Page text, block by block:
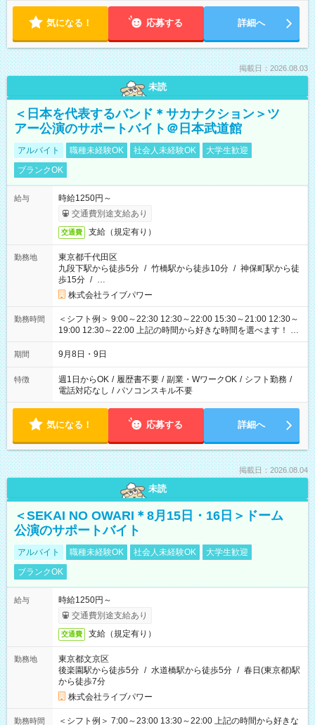
気になる！ 応募する 詳細へ
掲載日：2026.08.03
未読
＜日本を代表するバンド＊サカナクション＞ツ
アー公演のサポートバイト＠日本武道館
アルバイト 職種未経験OK 社会人未経験OK
大学生歓迎
ブランクOK
給与
時給1250円～
交通費別途支給あり
交通費 支給（規定有り）
勤務地
東京都千代田区
九段下駅から徒歩5分 / 竹橋駅から徒歩10分 / 神保町駅から徒
歩15分 / …
株式会社ライブパワー
勤務時間
＜シフト例＞ 9:00～22:30 12:30～22:00 15:30～21:00 12:30～
19:00 12:30～22:00 上記の時間から好きな時間を選べます！ ※
時間は変更となる可能性があります
期間 9月8日・9日
特徴 週1日からOK / 履歴書不要 / 副業・WワークOK / シフト勤務 /
電話対応なし / パソコンスキル不要
気になる！ 応募する 詳細へ
掲載日：2026.08.04
未読
＜SEKAI NO OWARI＊8月15日・16日＞ドーム
公演のサポートバイト
アルバイト 職種未経験OK 社会人未経験OK
大学生歓迎
ブランクOK
給与
時給1250円～
交通費別途支給あり
交通費 支給（規定有り）
勤務地
東京都文京区
後楽園駅から徒歩5分 / 水道橋駅から徒歩5分 / 春日(東京都)駅
から徒歩7分
株式会社ライブパワー
勤務時間 ＜シフト例＞ 7:00～23:00 13:30～22:00 上記の時間から好きな